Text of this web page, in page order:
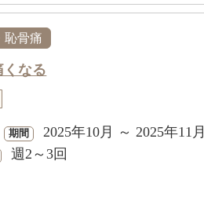
恥骨痛
なる
期間 2025年10月 ～ 2025年11月
週2～3回